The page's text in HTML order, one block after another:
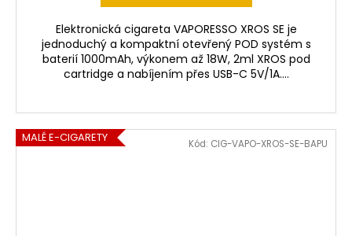
Elektronická cigareta VAPORESSO XROS SE je
jednoduchý a kompaktní otevřený POD systém s
baterií 1000mAh, výkonem až 18W, 2ml XROS pod
cartridge a nabíjením přes USB-C 5V/1A....
MALÉ E-CIGARETY Kód: CIG-VAPO-XROS-SE-BAPU